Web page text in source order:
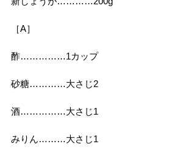
［A］
酢……………1カップ
砂糖…………大さじ2
酒……………大さじ1
みりん………大さじ1